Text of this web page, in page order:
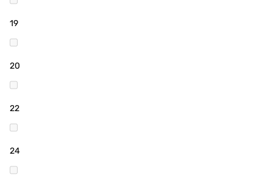
19
20
22
24